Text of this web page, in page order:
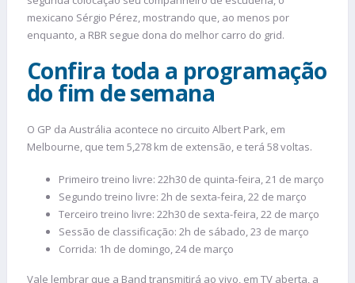
mexicano Sérgio Pérez, mostrando que, ao menos por
enquanto, a RBR segue dona do melhor carro do grid.
Confira toda a programação
do fim de semana
O GP da Austrália acontece no circuito Albert Park, em
Melbourne, que tem 5,278 km de extensão, e terá 58 voltas.
Primeiro treino livre: 22h30 de quinta-feira, 21 de março
Segundo treino livre: 2h de sexta-feira, 22 de março
Terceiro treino livre: 22h30 de sexta-feira, 22 de março
Sessão de classificação: 2h de sábado, 23 de março
Corrida: 1h de domingo, 24 de março
Vale lembrar que a Band transmitirá ao vivo, em TV aberta, a